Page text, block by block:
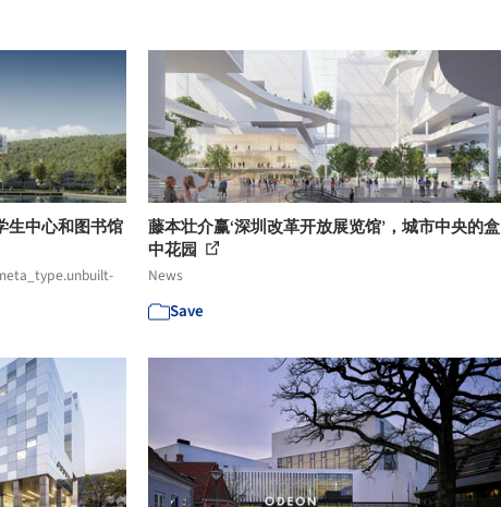
生中心和图书馆
藤本壮介赢‘深圳改革开放展览馆’，城市中央的盒
中花园
News
Save